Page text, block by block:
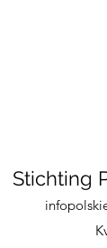
Stichting